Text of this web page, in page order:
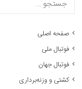
صفحه اصلی
فوتبال ملی
فوتبال جهان
کشتی و وزنه‌برداری